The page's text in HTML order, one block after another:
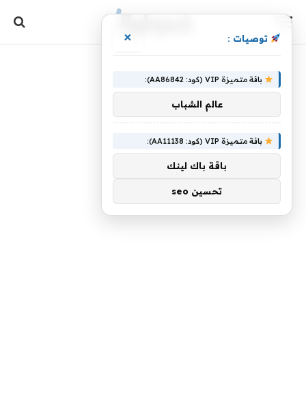
توصيات : ×
باقة متميزة VIP (كود: AA86842):
عالم الشباب
باقة متميزة VIP (كود: AA11138):
باقة باك لينك
تحسين seo